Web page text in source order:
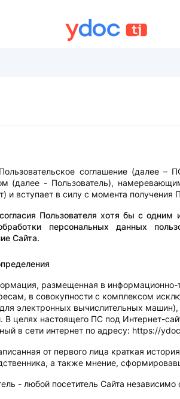
соглашение (далее
(далее - Пользователь),
и вступает в силу с момента получения
Пользователя хотя бы с
персональных данных
Сайта.
размещенная в
в совокупности с комплексом
электронных вычислительных машин),
В целях настоящего ПС под Интернет-
в сети интернет по адресу: https://
от первого лица краткая
а также мнение,
- любой посетитель Сайта независимо